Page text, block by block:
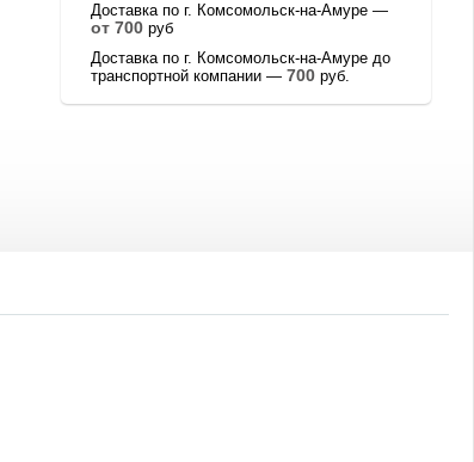
Доставка по г. Комсомольск-на-Амуре —
от 700 руб
Доставка по г. Комсомольск-на-Амуре до
транспортной компании — 700 руб.